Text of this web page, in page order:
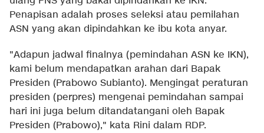
Penapisan adalah proses seleksi atau pemilahan
ASN yang akan dipindahkan ke ibu kota anyar.
"Adapun jadwal finalnya (pemindahan ASN ke IKN),
kami belum mendapatkan arahan dari Bapak
Presiden (Prabowo Subianto). Mengingat peraturan
presiden (perpres) mengenai pemindahan sampai
hari ini juga belum ditandatangani oleh Bapak
Presiden (Prabowo)," kata Rini dalam RDP.